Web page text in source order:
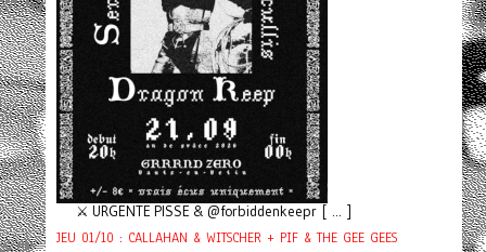
⚔️ URGENTE PISSE & @forbiddenkeepr [ ... ]
JEU 01/10 : CALLAHAN & WITSCHER + PIF & THE GEE GEES